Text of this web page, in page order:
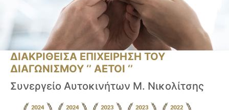
ΔΙΑΚΡΙΘΕΙΣΑ ΕΠΙΧΕΙΡΗΣΗ ΤΟΥ
ΔΙΑΓΩΝΙΣΜΟΥ ‘’ ΑΕΤΟΙ ‘’
Συνεργείο Αυτοκινήτων Μ. Νικολίτσης